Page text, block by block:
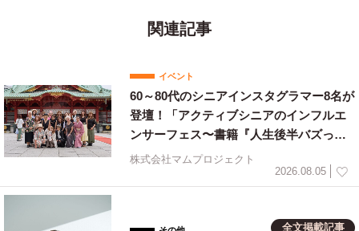
関連記事
イベント
60～80代のシニアインスタグラマー8名が
登壇！「アクティブシニアのインフルエ
ンサーフェス〜書籍『人生後半バズって
ます！』出版祝〜」を開催
株式会社マムプロジェクト
2026.08.05
全文掲載記事